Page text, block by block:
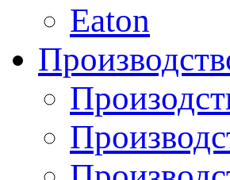
Eaton